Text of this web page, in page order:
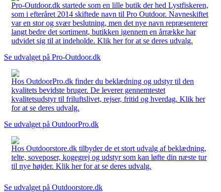
Pro-Outdoor.dk startede som en lille butik der hed Lystfiskeren,
som i efteråret 2014 skiftede navn til Pro Outdoor. Navneskiftet
var en stor og svær beslutning, men det nye navn repræsenterer
langt bedre det sortiment, butikken igennem en årrække har
udvidet sig til at indeholde. Klik her for at se deres udvalg.
Se udvalget på Pro-Outdoor.dk
Hos OutdoorPro.dk finder du beklædning og udstyr til den
kvalitets bevidste bruger. De leverer gennemtestet
kvalitetsudstyr til friluftslivet, rejser, fritid og hverdag. Klik her
for at se deres udvalg.
Se udvalget på OutdoorPro.dk
Hos Outdoorstore.dk tilbyder de et stort udvalg af beklædning,
telte, soveposer, kogegrej og udstyr som kan løfte din næste tur
til nye højder. Klik her for at se deres udvalg.
Se udvalget på Outdoorstore.dk